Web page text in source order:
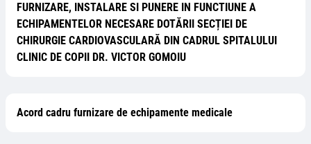
FURNIZARE, INSTALARE SI PUNERE IN FUNCTIUNE A
ECHIPAMENTELOR NECESARE DOTĂRII SECȚIEI DE
CHIRURGIE CARDIOVASCULARĂ DIN CADRUL SPITALULUI
CLINIC DE COPII DR. VICTOR GOMOIU
Acord cadru furnizare de echipamente medicale